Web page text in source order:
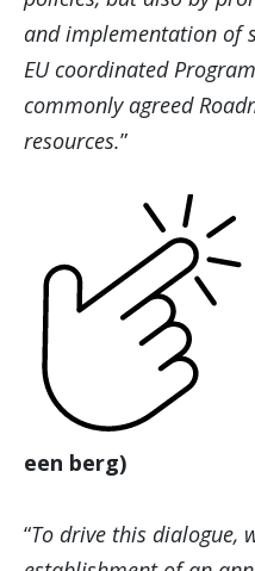
and implementation of
EU coordinated
commonly agreed
resources.”
een berg)
“To drive this dialogue,